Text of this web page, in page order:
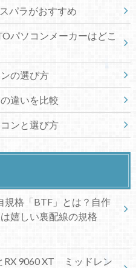
パラがおすすめ
パソコンメーカーはどこ
の選び方
違いを比較
ンと選び方
規格「BTF」とは？自作
嬉しい裏配線の規格
RX 9060 XT ミッドレン